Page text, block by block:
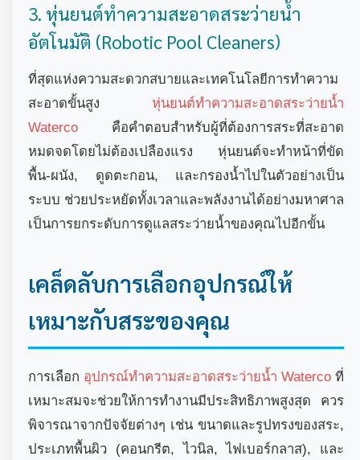
3. หุ่นยนต์ทำความสะอาดสระว่ายน้ำ
อัตโนมัติ (Robotic Pool Cleaners)
ที่สุดแห่งความสะดวกสบายและเทคโนโลยีการทำความ
สะอาดขั้นสูง หุ่นยนต์ทำความสะอาดสระว่ายน้ำ
Waterco คือคำตอบสำหรับผู้ที่ต้องการสระที่สะอาด
หมดจดโดยไม่ต้องเปลืองแรง หุ่นยนต์จะทำหน้าที่ขัด
พื้น-ผนัง, ดูดตะกอน, และกรองน้ำไปในตัวอย่างเป็น
ระบบ ช่วยประหยัดทั้งเวลาและพลังงานได้อย่างมหาศาล
เป็นการยกระดับการดูแลสระว่ายน้ำของคุณไปอีกขั้น
เคล็ดลับการเลือกอุปกรณ์ให้
เหมาะกับสระของคุณ
การเลือก อุปกรณ์ทำความสะอาดสระว่ายน้ำ Waterco ที่
เหมาะสมจะช่วยให้การทำงานมีประสิทธิภาพสูงสุด ควร
พิจารณาจากปัจจัยต่างๆ เช่น ขนาดและรูปทรงของสระ,
ประเภทพื้นผิว (คอนกรีต, ไวนิล, ไฟเบอร์กลาส), และ